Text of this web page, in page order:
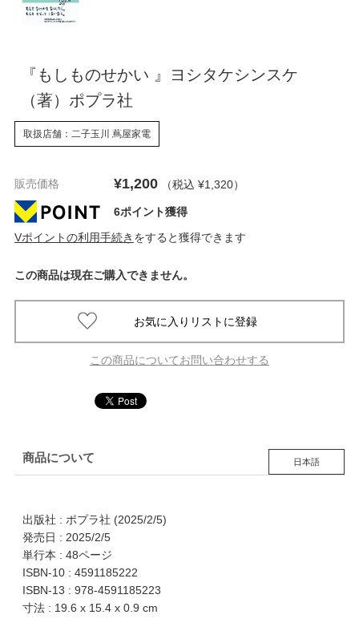
『もしものせかい 』ヨシタケシンスケ
（著）ポプラ社
取扱店舗：二子玉川 蔦屋家電
販売価格 ¥1,200 （税込 ¥1,320）
6ポイント獲得
Vポイントの利用手続き をすると獲得できます
この商品は現在ご購入できません。
この商品についてお問い合わせする
商品について 日本語
出版社 : ポプラ社 (2025/2/5)
発売日 : 2025/2/5
単行本 : 48ページ
ISBN-10 : 4591185222
ISBN-13 : 978-4591185223
寸法 : 19.6 x 15.4 x 0.9 cm